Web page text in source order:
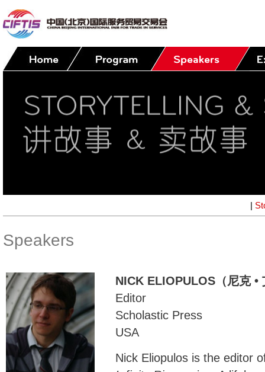
|
Speakers
NICK ELIOPULOS（尼克 •
Editor
Scholastic Press
USA
Nick Eliopulos is the editor